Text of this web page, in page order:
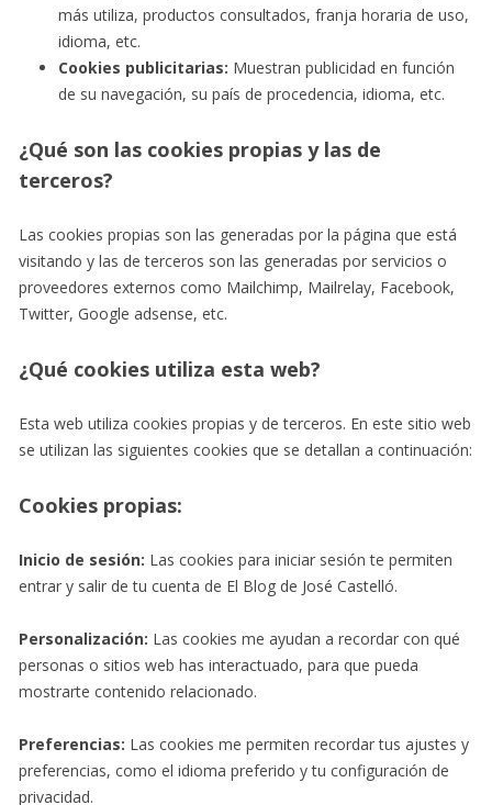
más utiliza, productos consultados, franja horaria de uso,
idioma, etc.
Cookies publicitarias: Muestran publicidad en función
de su navegación, su país de procedencia, idioma, etc.
¿Qué son las cookies propias y las de
terceros?
Las cookies propias son las generadas por la página que está
visitando y las de terceros son las generadas por servicios o
proveedores externos como Mailchimp, Mailrelay, Facebook,
Twitter, Google adsense, etc.
¿Qué cookies utiliza esta web?
Esta web utiliza cookies propias y de terceros. En este sitio web
se utilizan las siguientes cookies que se detallan a continuación:
Cookies propias:
Inicio de sesión: Las cookies para iniciar sesión te permiten
entrar y salir de tu cuenta de El Blog de José Castelló.
Personalización: Las cookies me ayudan a recordar con qué
personas o sitios web has interactuado, para que pueda
mostrarte contenido relacionado.
Preferencias: Las cookies me permiten recordar tus ajustes y
preferencias, como el idioma preferido y tu configuración de
privacidad.